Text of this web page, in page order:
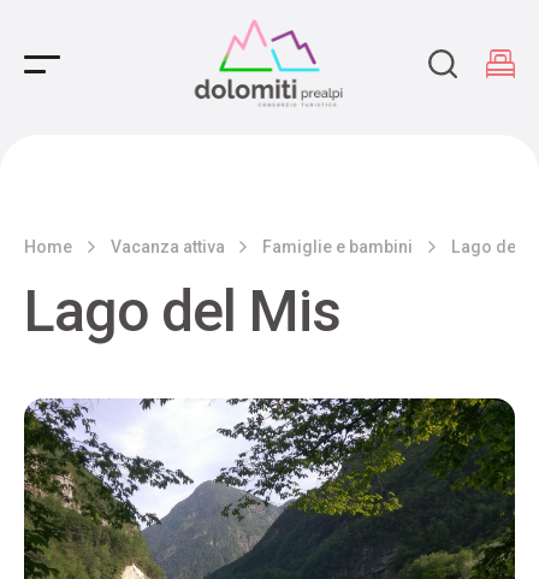
Main Navigation
Home Vacanza attiva Famiglie e bambini Lago del
Lago del Mis